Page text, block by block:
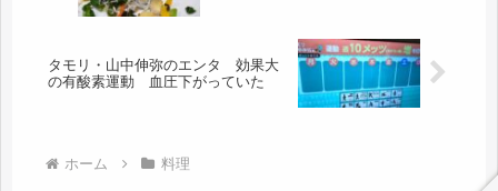
タモリ・山中伸弥のエンタ 効果大
の有酸素運動 血圧下がっていた
ホーム 料理